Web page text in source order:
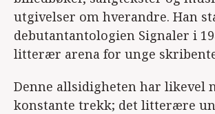
utgivelser om hverandre. Han
debutantantologien Signaler i
litterær arena for unge
Denne allsidigheten har likevel
konstante trekk; det litterære